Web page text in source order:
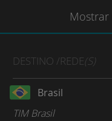
Mostrar
DESTINO /REDE(S)
Brasil
TIM Brasil